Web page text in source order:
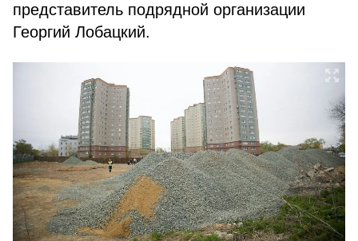
представитель подрядной организации
Георгий Лобацкий.